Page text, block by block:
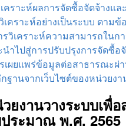
คราะห์ผลการจัดซื้อจัดจ้าง
คราะห์อย่างเป็นระบบ ตาม
รวิเคราะห์ความสามารถใน
ำไปสู่การปรับปรุงการจัดซื้
เผยแพร่ข้อมูลต่อสาธารณะผ่
ฐานจากเว็บไซต์ของหน่วยงา
ยงานวางระบบเพื่
ระมาณ พ.ศ. 2565